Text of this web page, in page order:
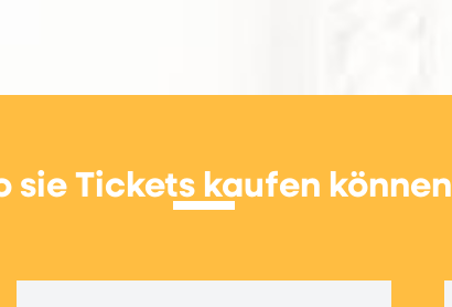
sie Tickets kaufen können